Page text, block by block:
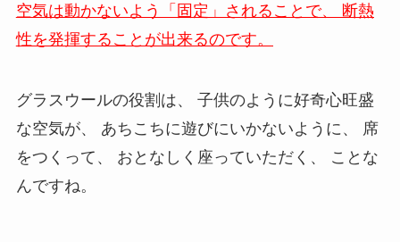
空気は動かないよう「固定」されることで、 断熱
性を発揮することが出来るのです。
グラスウールの役割は、 子供のように好奇心旺盛
な空気が、 あちこちに遊びにいかないように、 席
をつくって、 おとなしく座っていただく、 ことな
んですね。